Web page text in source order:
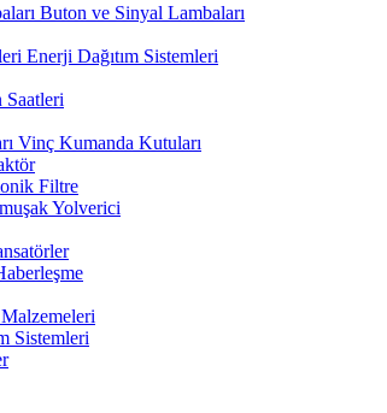
Buton ve Sinyal Lambaları
Enerji Dağıtım Sistemleri
Saatleri
Vinç Kumanda Kutuları
Filtre
Yolverici
Sistemleri